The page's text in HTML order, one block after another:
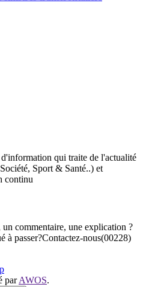
qui traite de l'actualité
Sport & Santé..) et
continu
commentaire, une explication ?
à passer?Contactez-nous(00228)
parAWOS.